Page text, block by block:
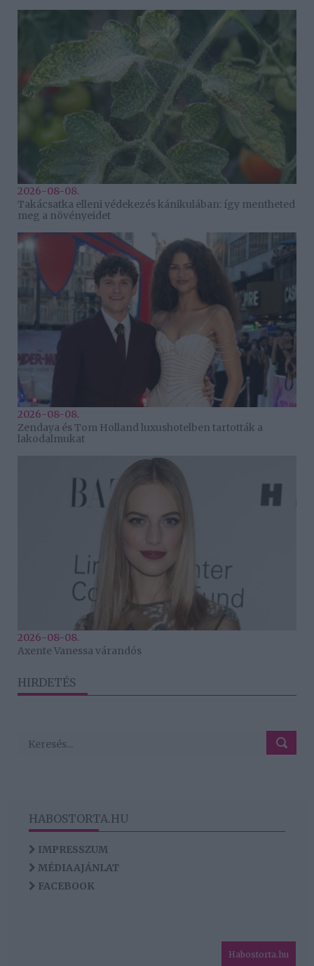
2026-08-08.
Takácsatka elleni védekezés kánikulában: így mentheted
meg a növényeidet
2026-08-08.
Zendaya és Tom Holland luxushotelben tartották a
lakodalmukat
2026-08-08.
Axente Vanessa várandós
HIRDETÉS
HABOSTORTA.HU
IMPRESSZUM
MÉDIAAJÁNLAT
FACEBOOK
Habostorta.hu